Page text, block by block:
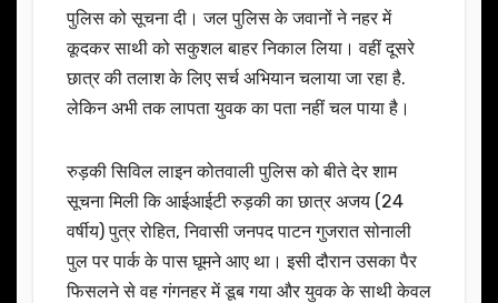
पुलिस को सूचना दी। जल पुलिस के जवानों ने नहर में
कूदकर साथी को सकुशल बाहर निकाल लिया। वहीं दूसरे
छात्र की तलाश के लिए सर्च अभियान चलाया जा रहा है.
लेकिन अभी तक लापता युवक का पता नहीं चल पाया है।
रुड़की सिविल लाइन कोतवाली पुलिस को बीते देर शाम
सूचना मिली कि आईआईटी रुड़की का छात्र अजय (24
वर्षीय) पुत्र रोहित, निवासी जनपद पाटन गुजरात सोनाली
पुल पर पार्क के पास घूमने आए था। इसी दौरान उसका पैर
फिसलने से वह गंगनहर में डूब गया और युवक के साथी केवल